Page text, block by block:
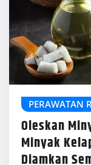
PERAWATAN
Oleskan
Minyak
Diamkan